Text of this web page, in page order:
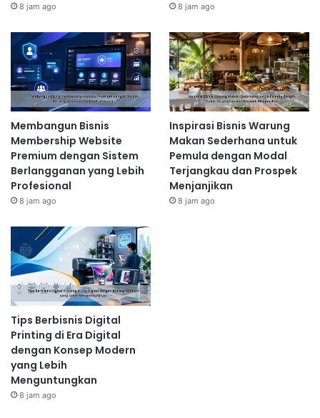
8 jam ago 8 jam ago
Membangun Bisnis
Membership Website
Premium dengan Sistem
Berlangganan yang Lebih
Profesional
8 jam ago
Inspirasi Bisnis Warung
Makan Sederhana untuk
Pemula dengan Modal
Terjangkau dan Prospek
Menjanjikan
8 jam ago
Tips Berbisnis Digital
Printing di Era Digital
dengan Konsep Modern
yang Lebih
Menguntungkan
8 jam ago